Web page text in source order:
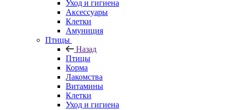
Уход и гигиена
Аксессуары
Клетки
Амуниция
Птицы
Назад
Птицы
Корма
Лакомства
Витамины
Клетки
Уход и гигиена